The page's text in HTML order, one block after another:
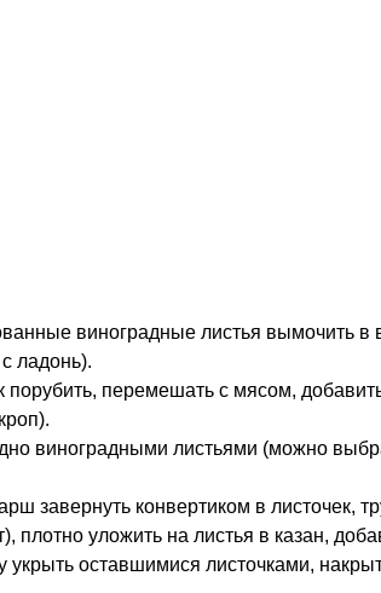
виноградные листья вымочить в
ладонь).
перемешать с мясом,
виноградными листьями (можно
завернуть конвертиком в листочек,
уложить на листья в казан,
укрыть оставшимися листочками,